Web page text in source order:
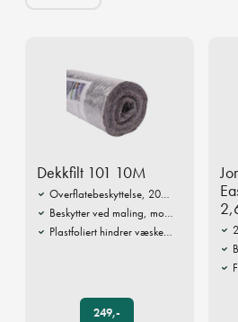
Dekkfilt 101 10M
Overflatebeskyttelse, 200 g/m²
Beskytter ved maling, montering og flytting
Plastfoliert hindrer væskegjennomtrengning
249,-